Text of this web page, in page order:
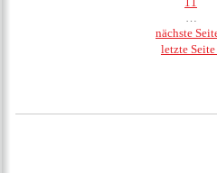
nächste
letzte